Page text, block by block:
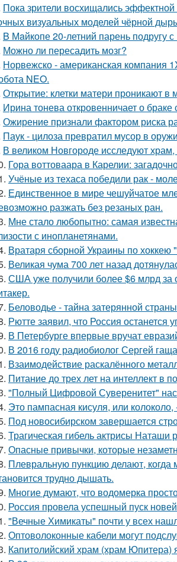
Пока зрители восхищались
визуальных моделей чёрной
B Мaйкопе 20-летний парень подругу с
Можно ли пересадить мозг?
Норвежско - американская компания
NEO.
Открытие: клетки матери проникают в
Ирина тонева откровенничает о
Ожирение признали фактором риска
Паук - цилоза превратил мусор в
В великом Новгороде исследуют
Гора воттоваара в Карелии:
Учёные из техаса победили рак -
Единственное в мире чешуйчатое
разжать без резаных ран.
Мне стало любопытно: самая
с инопланетянами.
Вратаря сборной Украины по
Великая чума 700 лет назад
США уже получили более $6 млрд за
Беловодье - тайна затерянной
Рютте заявил, что Россия останется
В Петербурге впервые вручат
В 2016 году радиобиолог Сергей
Взаимодействие раскалённого
Питание до трех лет на интеллект в
"Полный Цифровой Суверенитет"
Это пампасная кисуля, или
Под новосибирском завершается
Трагическая гибель актрисы Наташи
Опасные привычки, которые
Плевральную пункцию делают, когда
трудно дышать.
Многие думают, что водомерка
Россия провела успешный пуск
"Вечные Химикаты" почти у всех
Оптоволоконные кабели могут
Капитолийский храм (храм Юпитера)